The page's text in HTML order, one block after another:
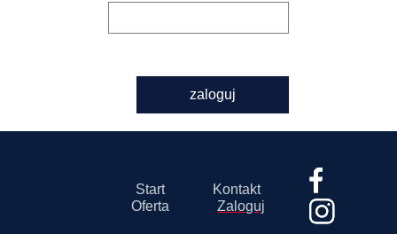
zaloguj
Start
Kontakt
Oferta
Zaloguj